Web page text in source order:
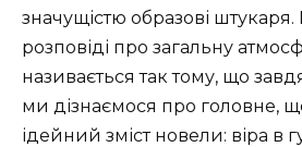
значущістю образові
розповіді про загальну
називається так тому, що
ми дізнаємося про головне,
ідейний зміст новели: віра в